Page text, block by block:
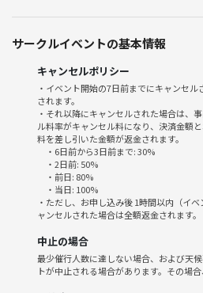
珈琲舎表参道 KITTE名古屋店
・スケジュール
自己紹介&フリートーク 10分
心理学カフェ 35分
感想シェア 15分
・対象
20代～30代向け
女性の方のみお申込みいただけます
・参加費
サークルイベントの基本情報
キャンセルポリシー
・イベント開始の7日前までにキャンセ
されます。
・それ以降にキャンセルされた場合は、
ル料率がキャンセル料になり、決済金額
料を差し引いた金額が返金されます。
・6日前から3日前まで: 30%
・2日前: 50%
・前日: 80%
・当日: 100%
・ただし、お申し込み後 1時間以内（イ
ャンセルされた場合は全額返金されます。
中止の場合
最少催行人数に達しない場合、および天
トが中止される場合があります。その場